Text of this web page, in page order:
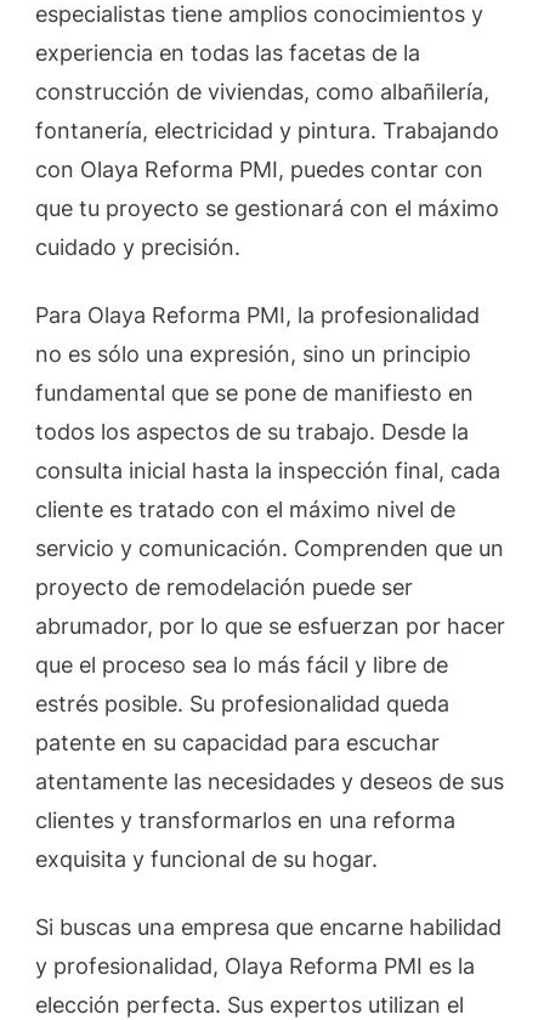
especialistas tiene amplios conocimientos y
experiencia en todas las facetas de la
construcción de viviendas, como albañilería,
fontanería, electricidad y pintura. Trabajando
con Olaya Reforma PMI, puedes contar con
que tu proyecto se gestionará con el máximo
cuidado y precisión.
Para Olaya Reforma PMI, la profesionalidad
no es sólo una expresión, sino un principio
fundamental que se pone de manifiesto en
todos los aspectos de su trabajo. Desde la
consulta inicial hasta la inspección final, cada
cliente es tratado con el máximo nivel de
servicio y comunicación. Comprenden que un
proyecto de remodelación puede ser
abrumador, por lo que se esfuerzan por hacer
que el proceso sea lo más fácil y libre de
estrés posible. Su profesionalidad queda
patente en su capacidad para escuchar
atentamente las necesidades y deseos de sus
clientes y transformarlos en una reforma
exquisita y funcional de su hogar.
Si buscas una empresa que encarne habilidad
y profesionalidad, Olaya Reforma PMI es la
elección perfecta. Sus expertos utilizan el